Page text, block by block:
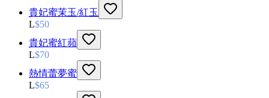
貴妃蜜茉玉/紅玉
L$50
貴妃蜜紅蘋
L$70
熱情蕾夢蜜
L$65